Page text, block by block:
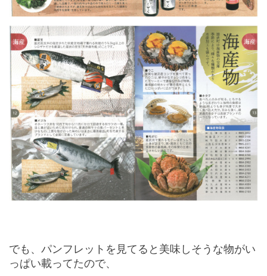
でも、パンフレットを見てると美味しそうな物がい
っぱい載ってたので、